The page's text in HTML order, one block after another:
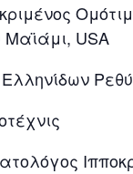
Μαϊάμι, USA